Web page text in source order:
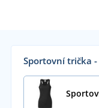
Sportovní trička